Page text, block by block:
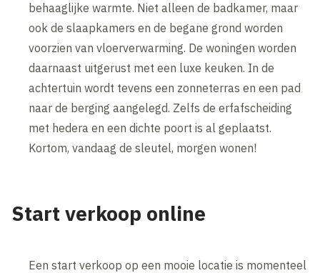
behaaglijke warmte. Niet alleen de badkamer, maar
ook de slaapkamers en de begane grond worden
voorzien van vloerverwarming. De woningen worden
daarnaast uitgerust met een luxe keuken. In de
achtertuin wordt tevens een zonneterras en een pad
naar de berging aangelegd. Zelfs de erfafscheiding
met hedera en een dichte poort is al geplaatst.
Kortom, vandaag de sleutel, morgen wonen!
Start verkoop online
Een start verkoop op een mooie locatie is momenteel